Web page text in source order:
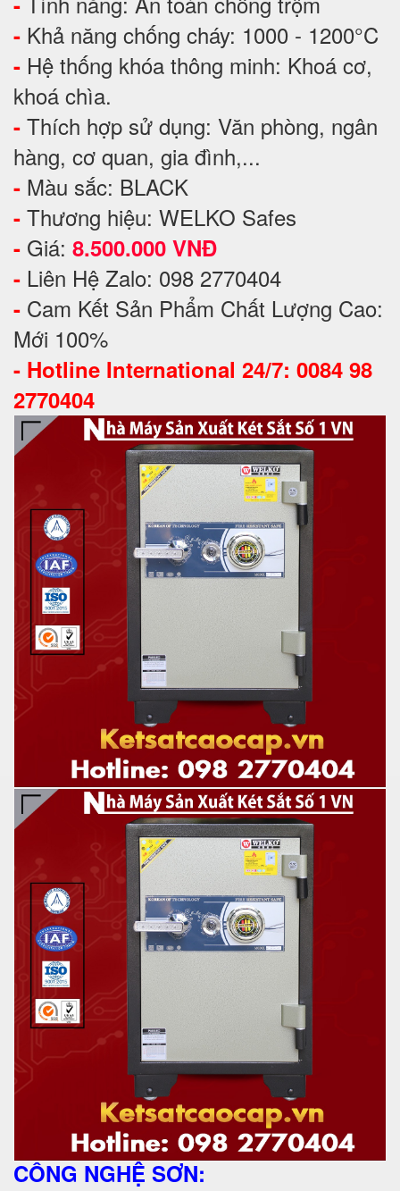
- Khả năng chống cháy: 1000 - 1200°C
- Hệ thống khóa thông minh: Khoá cơ,
khoá chìa.
- Thích hợp sử dụng: Văn phòng, ngân
hàng, cơ quan, gia đình,...
- Màu sắc: BLACK
- Thương hiệu: WELKO Safes
- Giá: 8.500.000 VNĐ
- Liên Hệ Zalo: 098 2770404
- Cam Kết Sản Phẩm Chất Lượng Cao:
Mới 100%
- Hotline International 24/7: 0084 98
2770404
CÔNG NGHỆ SƠN: